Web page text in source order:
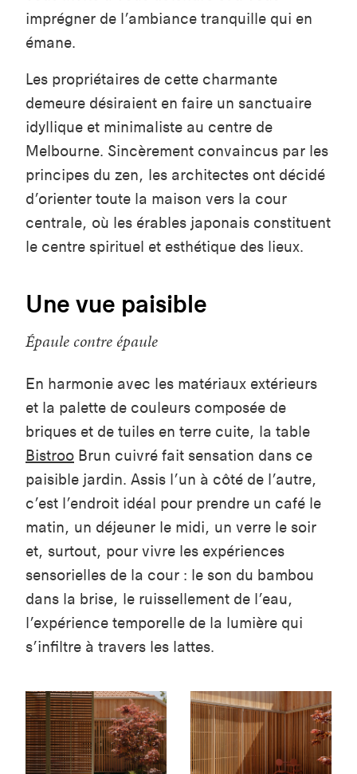
imprégner de l’ambiance tranquille qui en
émane.
Les propriétaires de cette charmante
demeure désiraient en faire un sanctuaire
idyllique et minimaliste au centre de
Melbourne. Sincèrement convaincus par les
principes du zen, les architectes ont décidé
d’orienter toute la maison vers la cour
centrale, où les érables japonais constituent
le centre spirituel et esthétique des lieux.
Une vue paisible
Épaule contre épaule
En harmonie avec les matériaux extérieurs
et la palette de couleurs composée de
briques et de tuiles en terre cuite, la table
Bistroo Brun cuivré fait sensation dans ce
paisible jardin. Assis l’un à côté de l’autre,
c’est l’endroit idéal pour prendre un café le
matin, un déjeuner le midi, un verre le soir
et, surtout, pour vivre les expériences
sensorielles de la cour : le son du bambou
dans la brise, le ruissellement de l’eau,
l’expérience temporelle de la lumière qui
s’infiltre à travers les lattes.